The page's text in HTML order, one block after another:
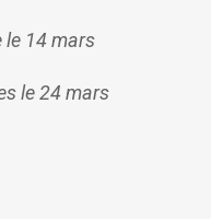
le 14 mars
le 24 mars